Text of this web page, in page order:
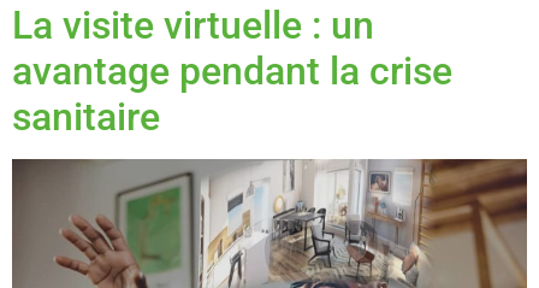
La visite virtuelle : un
avantage pendant la crise
sanitaire